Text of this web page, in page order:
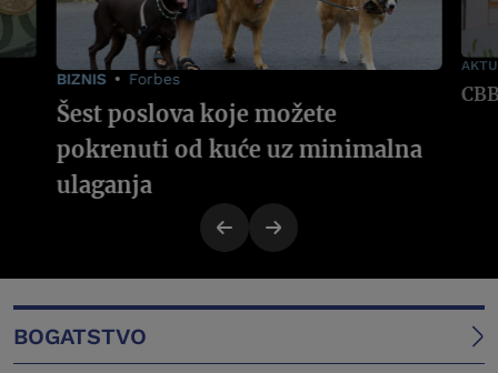
BIZNIS Forbes
Šest poslova koje možete
pokrenuti od kuće uz minimalna
ulaganja
BOGATSTVO